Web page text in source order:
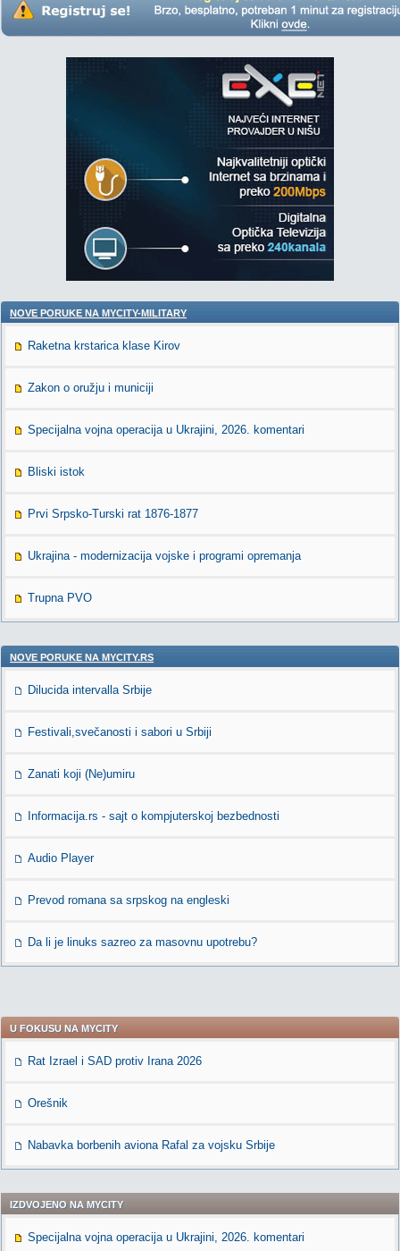
NOVE PORUKE NA MYCITY-MILITARY
Raketna krstarica klase Kirov
Zakon o oružju i municiji
Specijalna vojna operacija u Ukrajini, 2026. komentari
Bliski istok
Prvi Srpsko-Turski rat 1876-1877
Ukrajina - modernizacija vojske i programi opremanja
Trupna PVO
NOVE PORUKE NA MYCITY.RS
Dilucida intervalla Srbije
Festivali,svečanosti i sabori u Srbiji
Zanati koji (Ne)umiru
Informacija.rs - sajt o kompjuterskoj bezbednosti
Audio Player
Prevod romana sa srpskog na engleski
Da li je linuks sazreo za masovnu upotrebu?
U FOKUSU NA MYCITY
Rat Izrael i SAD protiv Irana 2026
Orešnik
Nabavka borbenih aviona Rafal za vojsku Srbije
IZDVOJENO NA MYCITY
Specijalna vojna operacija u Ukrajini, 2026. komentari